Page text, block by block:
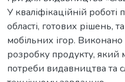
У кваліфікаційній
області, готових рішень,
мобільних ігор. Виконано
розробку продукту, який
потреби видавництва та